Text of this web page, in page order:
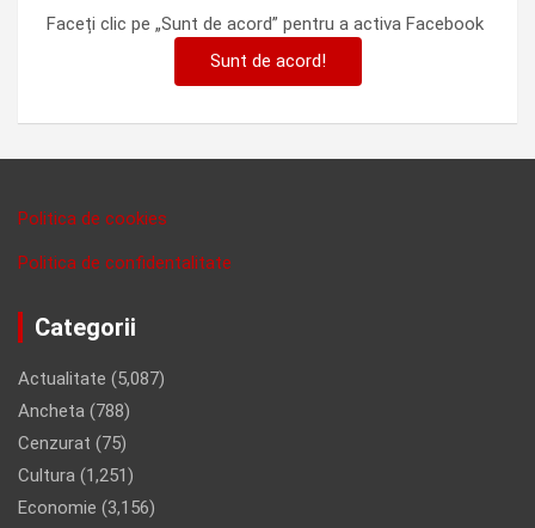
Faceți clic pe „Sunt de acord” pentru a activa Facebook
Sunt de acord!
Politica de cookies
Politica de confidentalitate
Categorii
Actualitate (5,087)
Ancheta (788)
Cenzurat (75)
Cultura (1,251)
Economie (3,156)